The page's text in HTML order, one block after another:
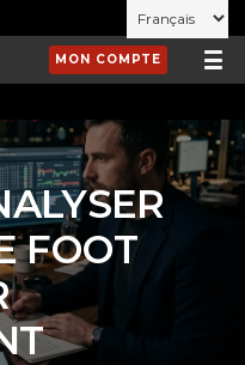
MON COMPTE
FOOT